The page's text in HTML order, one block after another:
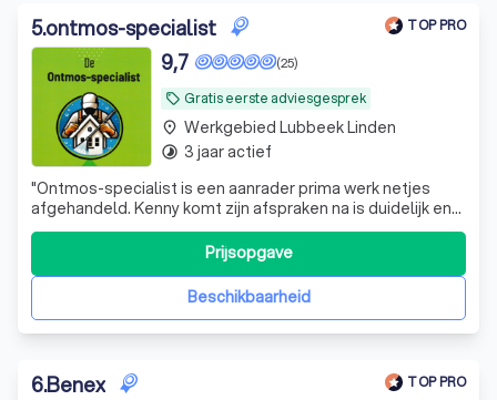
5.ontmos-specialist TOP PRO
local_offer Gratis eerste adviesgesprek
(25)
9,7
"Ontmos-specialist is een aanrader prima werk netjes
afgehandeld. Kenny komt zijn afspraken na is duidelijk en
transparant in het communiceren."
Beschikbaarheid
Prijsopgave
place Werkgebied Lubbeek Linden
timelapse 3 jaar actief
6.Benex TOP PRO